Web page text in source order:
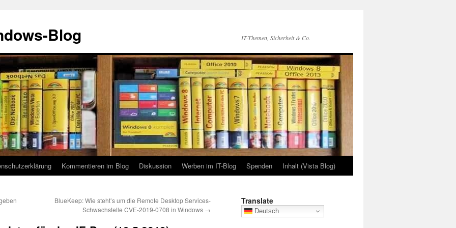
Blog IT-Themen, Sicherheit & Co.
Kommentieren im Blog Diskussion Werben im IT-Blog Spenden Inhalt (Vista Blog)
BlueKeep: Wie steht’s um die Remote Desktop Services-
Schwachstelle CVE-2019-0708 in Windows →
Translate
Deutsch